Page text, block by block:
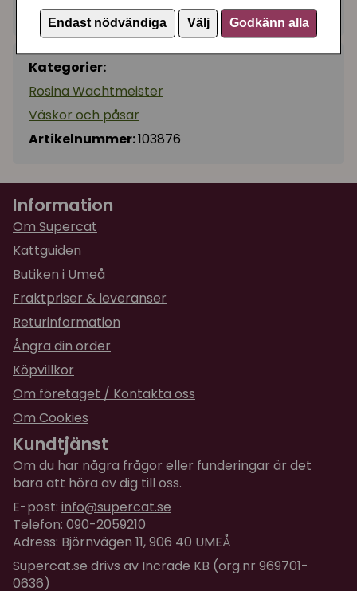
Endast nödvändiga Välj Godkänn alla
I lager, leveranstid 1-3 vardagar
Kategorier:
Rosina Wachtmeister
Väskor och påsar
Artikelnummer:103876
Information
Om Supercat
Kattguiden
Butiken i Umeå
Fraktpriser & leveranser
Returinformation
Ångra din order
Köpvillkor
Om företaget / Kontakta oss
Om Cookies
Kundtjänst
Om du har några frågor eller funderingar är det
bara att höra av dig till oss.
E-post: info@supercat.se
Telefon: 090-2059210
Adress: Björnvägen 11, 906 40 UMEÅ
Supercat.se drivs av Incrade KB (org.nr 969701-
0636)